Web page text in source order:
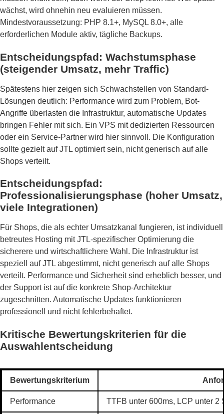
wächst, wird ohnehin neu evaluieren müssen.
Mindestvoraussetzung: PHP 8.1+, MySQL 8.0+, alle
erforderlichen Module aktiv, tägliche Backups.
Entscheidungspfad: Wachstumsphase
(steigender Umsatz, mehr Traffic)
Spätestens hier zeigen sich Schwachstellen von Standard-
Lösungen deutlich: Performance wird zum Problem, Bot-
Angriffe überlasten die Infrastruktur, automatische Updates
bringen Fehler mit sich. Ein VPS mit dedizierten Ressourcen
oder ein Service-Partner wird hier sinnvoll. Die Konfiguration
sollte gezielt auf JTL optimiert sein, nicht generisch auf alle
Shops verteilt.
Entscheidungspfad:
Professionalisierungsphase (hoher Umsatz,
viele Integrationen)
Für Shops, die als echter Umsatzkanal fungieren, ist individuell
betreutes Hosting mit JTL-spezifischer Optimierung die
sicherere und wirtschaftlichere Wahl. Die Infrastruktur ist
speziell auf JTL abgestimmt, nicht generisch auf alle Shops
verteilt. Performance und Sicherheit sind erheblich besser, und
der Support ist auf die konkrete Shop-Architektur
zugeschnitten. Automatische Updates funktionieren
professionell und nicht fehlerbehaftet.
Kritische Bewertungskriterien für die
Auswahlentscheidung
Bewertungskriterium
Performance TTFB unter 600ms, LCP unter 2